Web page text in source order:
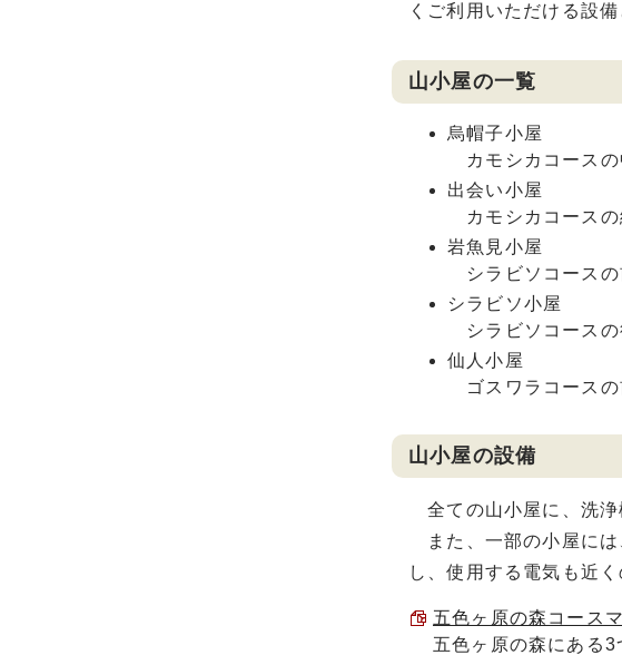
くご利用いただける設
山小屋の一覧
烏帽子小屋
カモシカコースの
出会い小屋
カモシカコースの
岩魚見小屋
シラビソコースの
シラビソ小屋
シラビソコースの
仙人小屋
ゴスワラコースの
山小屋の設備
全ての山小屋に、洗浄
また、一部の小屋には
し、使用する電気も近
五色ヶ原の森コース
五色ヶ原の森にある3